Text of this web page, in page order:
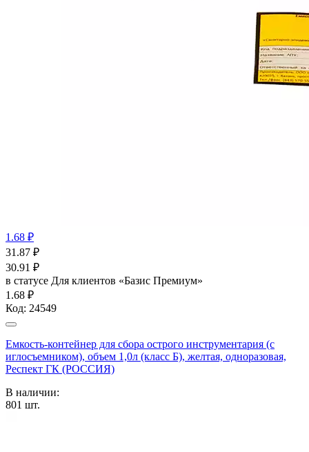
1.68 ₽
31.87 ₽
30.91 ₽
в статусе Для клиентов «Базис Премиум»
1.68 ₽
Код: 24549
Емкость-контейнер для сбора острого инструментария (с
иглосъемником), объем 1,0л (класс Б), желтая, одноразовая,
Респект ГК (РОССИЯ)
В наличии:
801 шт.